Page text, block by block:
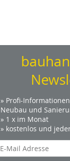
» Profi-
Neubau und
» 1 x im Monat
» kostenlos und